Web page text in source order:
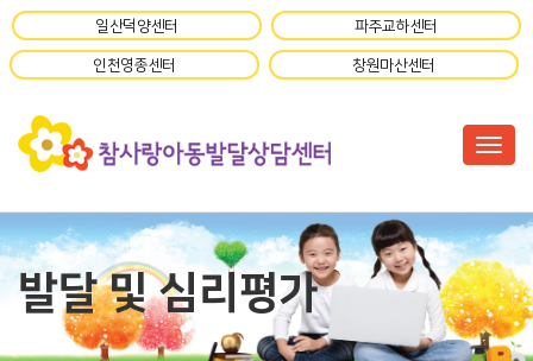
일산덕양센터 파주교하센터
인천영종센터 창원마산센터
발달 및 심리평가